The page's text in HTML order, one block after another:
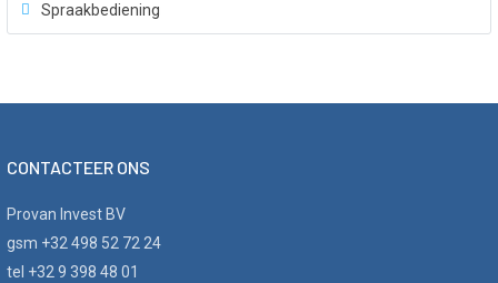
Spraakbediening
CONTACTEER ONS
Provan Invest BV
gsm +32 498 52 72 24
tel +32 9 398 48 01